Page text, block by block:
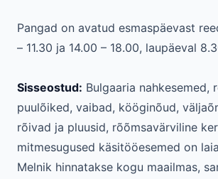
Pangad on avatud esmaspäevast
– 11.30 ja 14.00 – 18.00, laupäeval
Sisseostud: Bulgaaria nahkesemed,
puulõiked, vaibad, kööginõud,
rõivad ja pluusid, rõõmsavärviline
mitmesugused käsitööesemed on
Melnik hinnatakse kogu maailmas,